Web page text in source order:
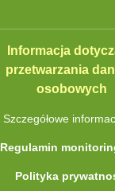
Informacja
przetwarzania
osobowych
Szczegółowe
Regulamin
Polityka